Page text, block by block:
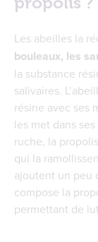
Les abeilles la
bouleaux, les
la substance
salivaires.
résine avec ses
les met dans
ruche, la
qui la
ajoutent un peu
compose la
permettant de